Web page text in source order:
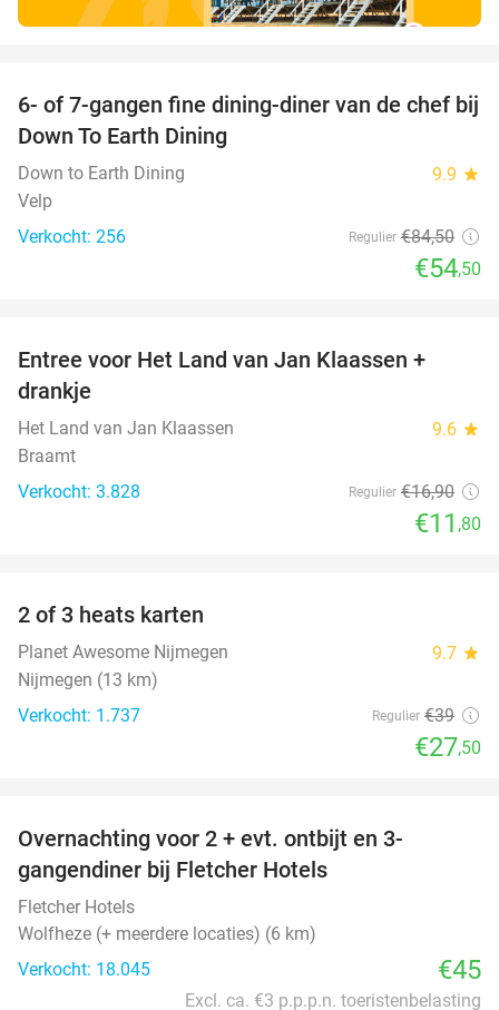
36%
6- of 7-gangen fine dining-diner van de chef bij
Down To Earth Dining
Down to Earth Dining 9.9 star
Velp
Verkocht: 256
Regulier €84,50
€54,50
Entree voor Het Land van Jan Klaassen +
drankje
Het Land van Jan Klaassen 9.6 star
Braamt
Verkocht: 3.828
Regulier €16,90
€11 ,80
2 of 3 heats karten
Planet Awesome Nijmegen 9.7 star
Nijmegen (13 km)
Verkocht: 1.737
Regulier €39
€27,50
Overnachting voor 2 + evt. ontbijt en 3-
gangendiner bij Fletcher Hotels
Fletcher Hotels
Wolfheze (+ meerdere locaties) (6 km)
Verkocht: 18.045
€45
Excl. ca. €3 p.p.p.n. toeristenbelasting